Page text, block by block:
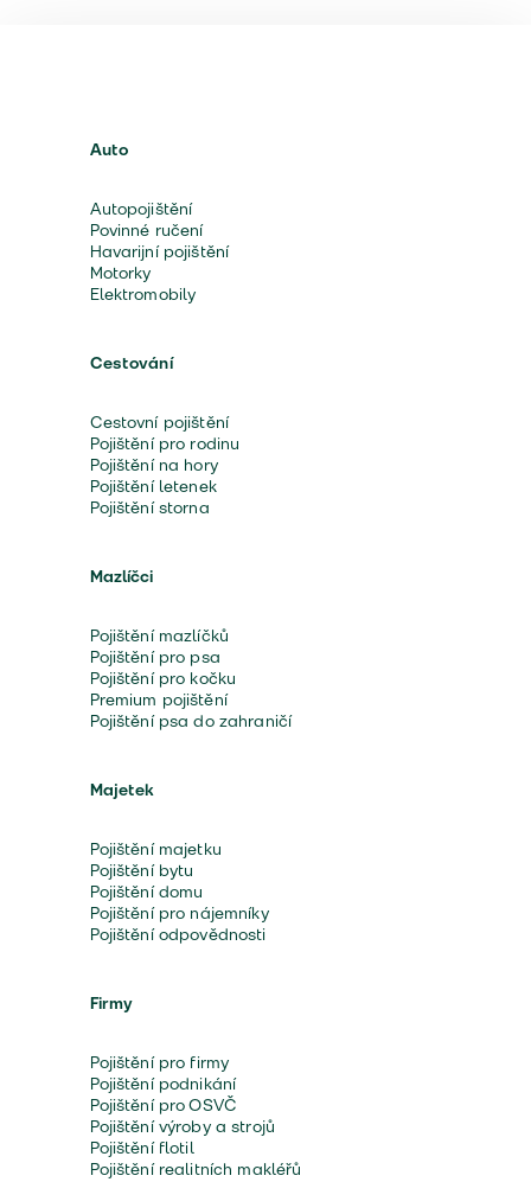
Auto
Autopojištění
Povinné ručení
Havarijní pojištění
Motorky
Elektromobily
Cestování
Cestovní pojištění
Pojištění pro rodinu
Pojištění na hory
Pojištění letenek
Pojištění storna
Mazlíčci
Pojištění mazlíčků
Pojištění pro psa
Pojištění pro kočku
Premium pojištění
Pojištění psa do zahraničí
Majetek
Pojištění majetku
Pojištění bytu
Pojištění domu
Pojištění pro nájemníky
Pojištění odpovědnosti
Firmy
Pojištění pro firmy
Pojištění podnikání
Pojištění pro OSVČ
Pojištění výroby a strojů
Pojištění flotil
Pojištění realitních makléřů